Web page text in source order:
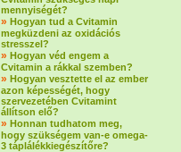
mennyiségét?
» Hogyan tud a Cvitamin
megküzdeni az oxidációs
stresszel?
» Hogyan véd engem a
Cvitamin a rákkal szemben?
» Hogyan vesztette el az ember
azon képességét, hogy
szervezetében Cvitamint
állítson elő?
» Honnan tudhatom meg,
hogy szükségem van-e omega-
3 táplálékkiegészítőre?